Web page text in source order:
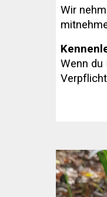
Wir
Wenn du